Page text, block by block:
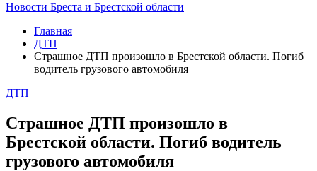
Новости Бреста и Брестской области
Главная
ДТП
Страшное ДТП произошло в Брестской области. Погиб
водитель грузового автомобиля
ДТП
Страшное ДТП произошло в
Брестской области. Погиб водитель
грузового автомобиля